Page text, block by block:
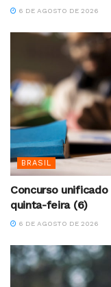
6 DE AGOSTO DE 2026
BRASIL
Concurso
quinta-feira (6)
6 DE AGOSTO DE 2026